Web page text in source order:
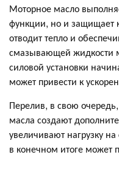
Моторное масло
функции, но и защищает
отводит тепло и
смазывающей жидкости
силовой установки
может привести к
Перелив, в свою
масла создают
увеличивают нагрузку
в конечном итоге может